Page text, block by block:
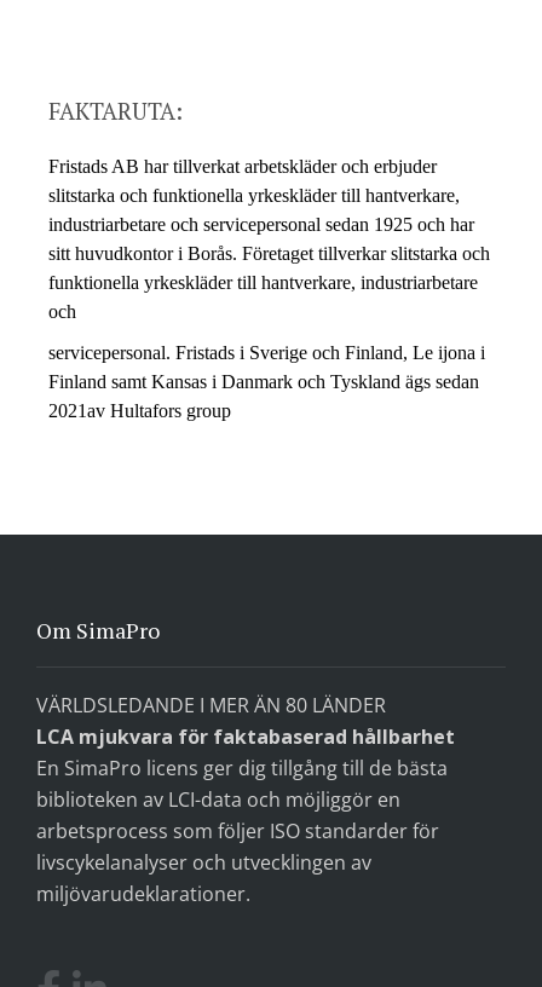
FAKTARUTA:
Fristads AB har tillverkat arbetskläder och erbjuder
slitstarka och funktionella yrkeskläder till hantverkare,
industriarbetare och servicepersonal sedan 1925 och har
sitt huvudkontor i Borås. Företaget tillverkar slitstarka och
funktionella yrkeskläder till hantverkare, industriarbetare
och
servicepersonal. Fristads i Sverige och Finland, Le ijona i
Finland samt Kansas i Danmark och Tyskland ägs sedan
2021av Hultafors group
Om SimaPro
VÄRLDSLEDANDE I MER ÄN 80 LÄNDER
LCA mjukvara för faktabaserad hållbarhet
En SimaPro licens ger dig tillgång till de bästa
biblioteken av LCI-data och möjliggör en
arbetsprocess som följer ISO standarder för
livscykelanalyser och utvecklingen av
miljövarudeklarationer.